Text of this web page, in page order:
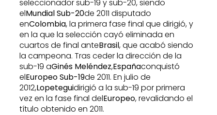
seleccionador sub-19 y sub-20, siendo
elMundial Sub-20de 2011 disputado
enColombia, la primera fase final que dirigió, y
en la que la selección cayó eliminada en
cuartos de final anteBrasil, que acabó siendo
la campeona. Tras ceder la dirección de la
sub-19 aGinés Meléndez,Españaconquistó
elEuropeo Sub-19de 2011. En julio de
2012,Lopeteguidirigió a la sub-19 por primera
vez en la fase final delEuropeo, revalidando el
título obtenido en 2011.